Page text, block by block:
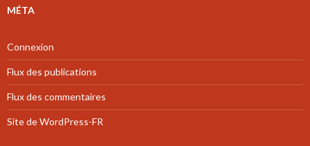
MÉTA
Connexion
Flux des publications
Flux des commentaires
Site de WordPress-FR